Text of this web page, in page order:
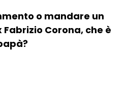
o mandare un
Corona, che è